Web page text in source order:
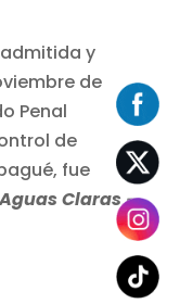
y
de
Penal
de
fue
Claras –